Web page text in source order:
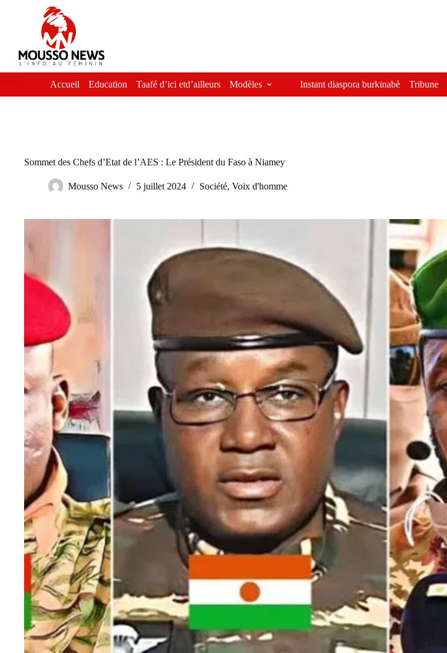
Accueil Education Taafé d’ici etd’ailleurs Modèles Instant diaspora burkinabè Tribune
Sommet des Chefs d’Etat de l’AES : Le Président du Faso à Niamey
Mousso News 5 juillet 2024 Société, Voix d'homme